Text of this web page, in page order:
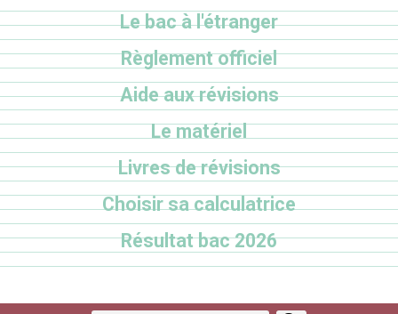
Le bac à l'étranger
Règlement officiel
Aide aux révisions
Le matériel
Livres de révisions
Choisir sa calculatrice
Résultat bac 2026